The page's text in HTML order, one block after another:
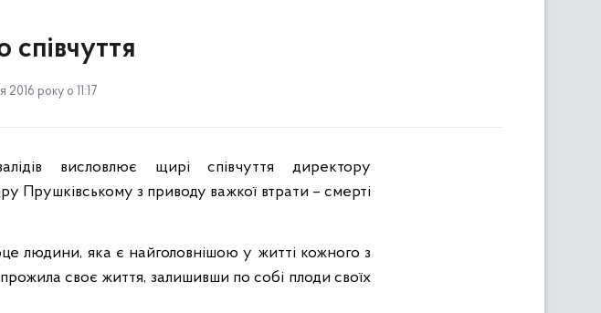
2016 року о 11:17
висловлює щирі співчуття директору
Прушківському з приводу важкої втрати – смерті
людини, яка є найголовнішою у житті кожного з
своє життя, залишивши по собі плоди своїх